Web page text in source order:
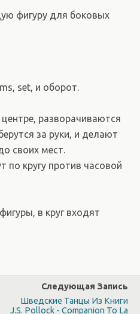
фигуру для боковых
set, и оборот.
разворачиваются
за руки, и делают
своих мест.
кругу против часовой
в круг входят
Следующая Запись
Шведские Танцы Из Книги
J.S. Pollock - Companion To La